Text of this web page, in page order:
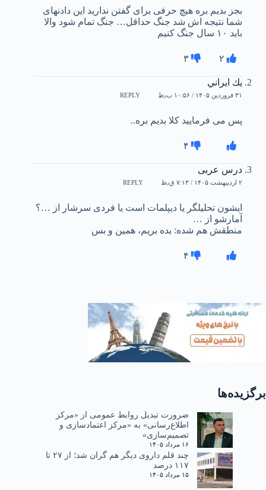
بجز بدیم بره هیچ حرفی برای گفتن ندارید این دادنهای
شما نتیجه اش شد جنگ حداقل… جنگ تمام شود والا
باید ۱۰ سال جنگ کنیم
۲ ۳
يك ايراني
۳۱ فروردین ۱۴۰۵ / ۱۰:۵۶ ب٫ظ REPLY
پس می فرمایید کلا بدیم بره..
۴
درس عربی
۲ اردیبهشت ۱۴۰۵ / ۷:۱۳ ق٫ظ REPLY
ایشون تحلیلگر یا دیپلمات است یا فردی سرشار از …؟
آمارشو از …
منطقش هم شده: بده بریم، همین و بس
۴
برگزیده‌ها
ضرورت تبدیل روابط عمومی از «مرکز
اطلاع‌رسانی» به «مرکز اعتمادسازی و
تصمیم‌سازی»
۱۶ مرداد ۱۴۰۵
چند قلم داروی دیگر هم گران شد؛ از ۲۷ تا
۱۱۷ درصد
۱۵ مرداد ۱۴۰۵